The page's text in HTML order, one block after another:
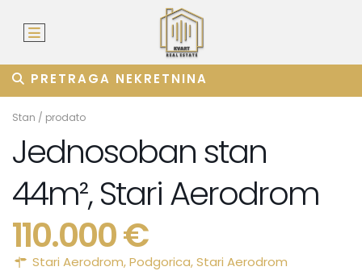
PRETRAGA NEKRETNINA
Stan / prodato
Jednosoban stan
44m², Stari Aerodrom
110.000 €
Stari Aerodrom,Podgorica,Stari Aerodrom